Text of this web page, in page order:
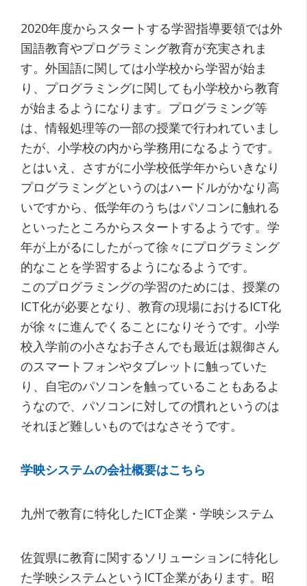
2020年度からスタートする学習指導要領では外
国語教育やプログラミング教育が充実されま
す。外国語に関しては小学校から学習が始ま
り、プログラミングに関しても小学校から教育
が始まるようになります。プログラミング等
は、情報処理等の一部の授業で行われていまし
たが、小学校の内から学務用になるようです。
とはいえ、さすがに小学校低学年からいきなり
プログラミングというのはハードルがかなり高
いですから、低学年のうちはパソコンに触れる
といったところからスタートするようです。学
年が上がるにしたがって徐々にプログラミング
的なことを学習するようになるようです。
このプログラミングの学習のためには、授業の
ICT化が必要となり、教育の現場におけるICT化
が徐々に進んでくることになりそうです。小学
校入学前の小さなお子さんでも最近は親御さん
のスマートフォンやタブレットに触っていた
り、自宅のパソコンを触っていることもあるよ
うなので、パソコンに対しての慣れというのは
それほど難しいものではなさそうです。
学映システムの会社概要はこちら
九州で教育に特化したICT企業・学映システム
佐賀県に教育に関するソリューションに特化し
た学映システムというICT企業があります。昭